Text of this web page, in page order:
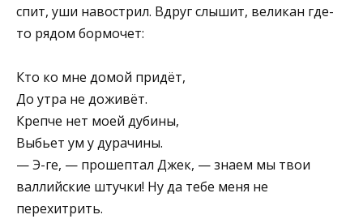
спит, уши навострил. Вдруг слышит, великан где-
то рядом бормочет:
Кто ко мне домой придёт,
До утра не доживёт.
Крепче нет моей дубины,
Выбьет ум у дурачины.
— Э-ге, — прошептал Джек, — знаем мы твои
валлийские штучки! Ну да тебе меня не
перехитрить.